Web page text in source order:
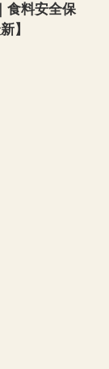
食料安全保
】